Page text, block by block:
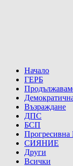
Начало
ГЕРБ
Възраждане
ДПС
БСП
Прогресивна
СИЯНИЕ
Други
Всички